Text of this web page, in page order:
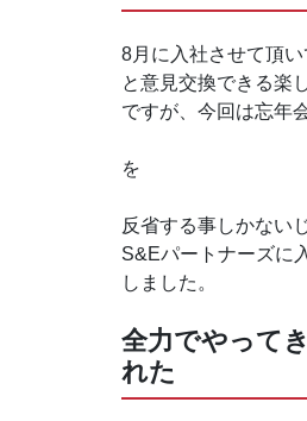
8月に入社させて頂
と意見交換できる楽
ですが、今回は忘年
を
反省する事しかない
S&Eパートナーズに
しました。
全力でやって
れた